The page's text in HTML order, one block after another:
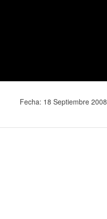
Fecha: 18 Septiembre 2008